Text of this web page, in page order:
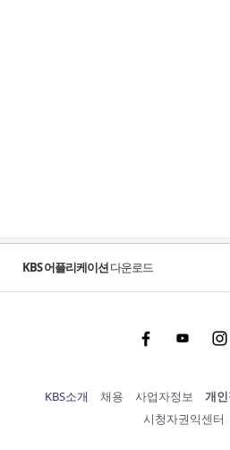
KBS 어플리케이션다운로드
FacebookYoutube
KBS소개 채용 사업자정보 개
시청자권익센터